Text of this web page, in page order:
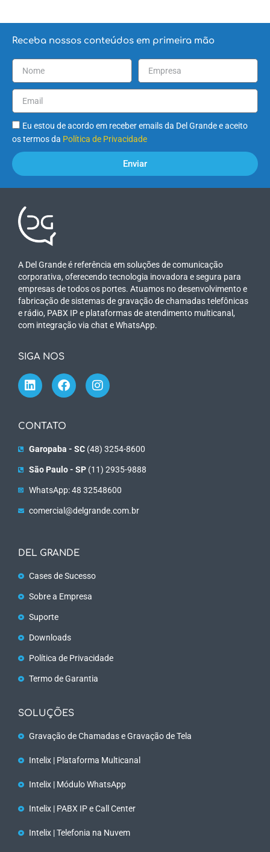
Receba nossos conteúdos em primeira mão
Eu estou de acordo em receber emails da Del Grande e aceito
os termos da Política de Privacidade
Enviar
A Del Grande é referência em soluções de comunicação
corporativa, oferecendo tecnologia inovadora e segura para
empresas de todos os portes. Atuamos no desenvolvimento e
fabricação de sistemas de gravação de chamadas telefônicas
e rádio, PABX IP e plataformas de atendimento multicanal,
com integração via chat e WhatsApp.
SIGA NOS
CONTATO
Garopaba - SC(48) 3254-8600
São Paulo - SP(11) 2935-9888
WhatsApp: 48 32548600
comercial@delgrande.com.br
DEL GRANDE
Cases de Sucesso
Sobre a Empresa
Suporte
Downloads
Política de Privacidade
Termo de Garantia
SOLUÇÕES
Gravação de Chamadas e Gravação de Tela
Intelix | Plataforma Multicanal
Intelix | Módulo WhatsApp
Intelix | PABX IP e Call Center
Intelix | Telefonia na Nuvem